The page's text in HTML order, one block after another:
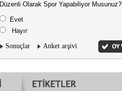
Düzenli Olarak Spor Yapabiliyor Musunuz?
Evet
Hayır
Sonuçlar Anket arşivi